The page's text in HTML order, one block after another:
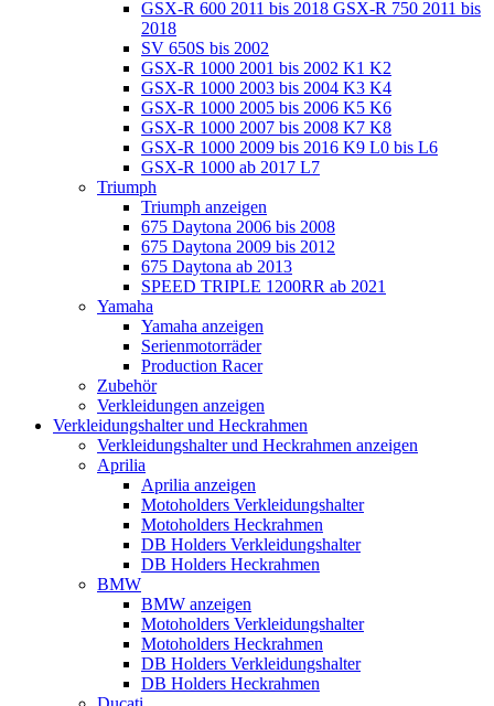
GSX-R 600 2011 bis 2018 GSX-R 750 2011 bis
2018
SV 650S bis 2002
GSX-R 1000 2001 bis 2002 K1 K2
GSX-R 1000 2003 bis 2004 K3 K4
GSX-R 1000 2005 bis 2006 K5 K6
GSX-R 1000 2007 bis 2008 K7 K8
GSX-R 1000 2009 bis 2016 K9 L0 bis L6
GSX-R 1000 ab 2017 L7
Triumph
Triumph anzeigen
675 Daytona 2006 bis 2008
675 Daytona 2009 bis 2012
675 Daytona ab 2013
SPEED TRIPLE 1200RR ab 2021
Yamaha
Yamaha anzeigen
Serienmotorräder
Production Racer
Zubehör
Verkleidungen anzeigen
Verkleidungshalter und Heckrahmen
Verkleidungshalter und Heckrahmen anzeigen
Aprilia
Aprilia anzeigen
Motoholders Verkleidungshalter
Motoholders Heckrahmen
DB Holders Verkleidungshalter
DB Holders Heckrahmen
BMW
BMW anzeigen
Motoholders Verkleidungshalter
Motoholders Heckrahmen
DB Holders Verkleidungshalter
DB Holders Heckrahmen